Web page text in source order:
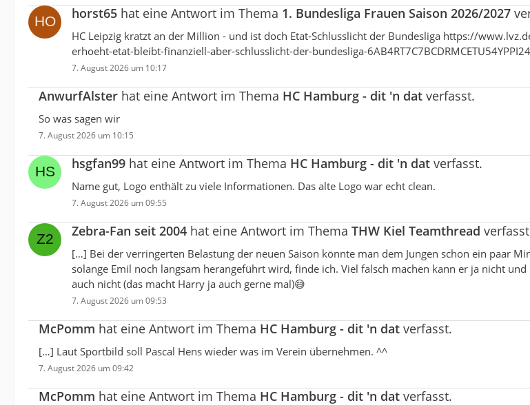
horst65 hat eine Antwort im Thema 1. Bundesliga Frauen Saison 2026/2027
HC Leipzig kratzt an der Million - und ist doch Etat-Schlusslicht der Bundesliga https://
erhoeht-etat-bleibt-finanziell-aber-schlusslicht-der-bundesliga-
7. August 2026 um 10:17
AnwurfAlster hat eine Antwort im Thema HC Hamburg - dit 'n dat verfasst.
So was sagen wir
7. August 2026 um 10:15
hsgfan99 hat eine Antwort im Thema HC Hamburg - dit 'n dat verfasst.
Name gut, Logo enthält zu viele Informationen. Das alte Logo war echt clean.
7. August 2026 um 09:55
Zebra-Fan seit 2004 hat eine Antwort im Thema THW Kiel Teamthread
[…] Bei der verringerten Belastung der neuen Saison könnte man dem Jungen schon ein paar
solange Emil noch langsam herangeführt wird, finde ich. Viel falsch machen kann er ja nicht
auch nicht (das macht Harry ja auch gerne mal)😅
7. August 2026 um 09:53
McPomm hat eine Antwort im Thema HC Hamburg - dit 'n dat verfasst.
[…] Laut Sportbild soll Pascal Hens wieder was im Verein übernehmen. ^^
7. August 2026 um 09:42
McPomm hat eine Antwort im Thema HC Hamburg - dit 'n dat verfasst.